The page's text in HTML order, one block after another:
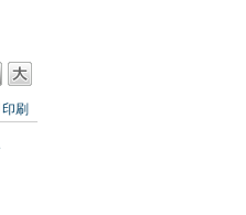
印刷